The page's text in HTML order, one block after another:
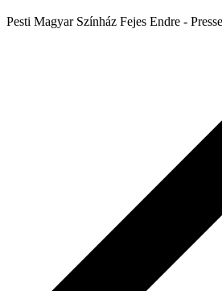
Pesti Magyar Színház Fejes Endre -